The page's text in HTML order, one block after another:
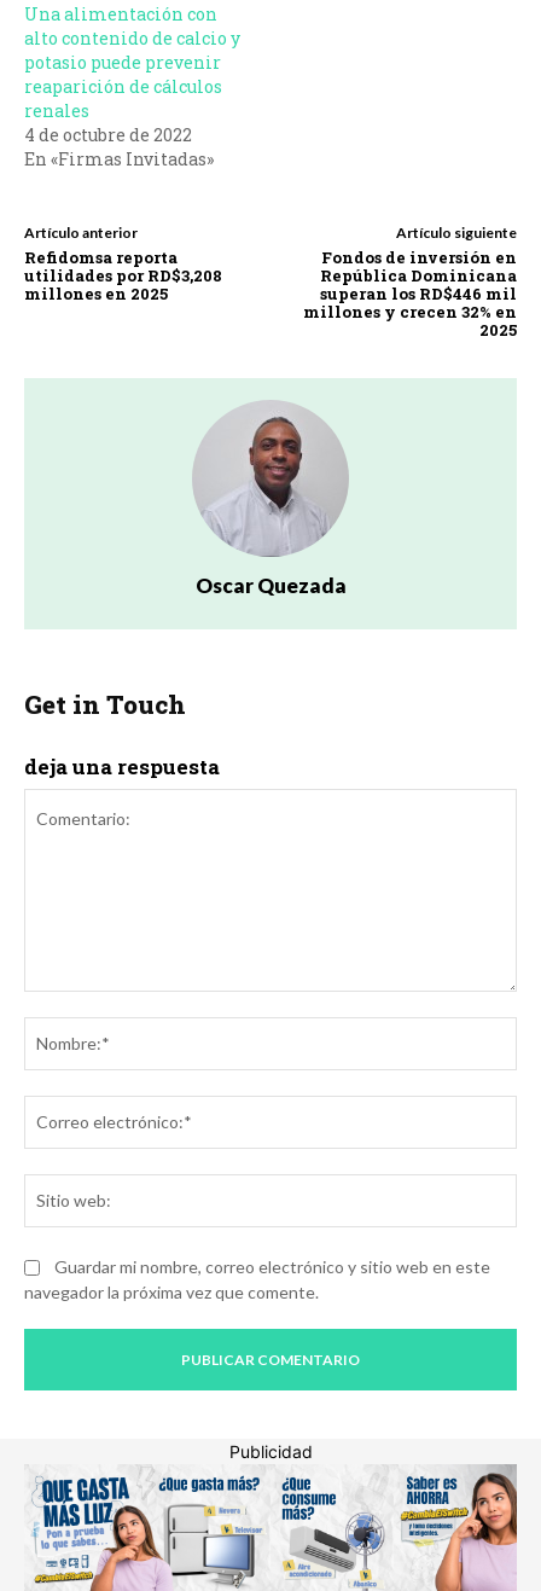
Una alimentación con
alto contenido de calcio y
potasio puede prevenir
reaparición de cálculos
renales
4 de octubre de 2022
En «Firmas Invitadas»
Artículo anterior
Refidomsa reporta
utilidades por RD$3,208
millones en 2025
Artículo siguiente
Fondos de inversión en
República Dominicana
superan los RD$446 mil
millones y crecen 32% en
2025
Oscar Quezada
Get in Touch
deja una respuesta
Guardar mi nombre, correo electrónico y sitio web en este
navegador la próxima vez que comente.
Publicidad